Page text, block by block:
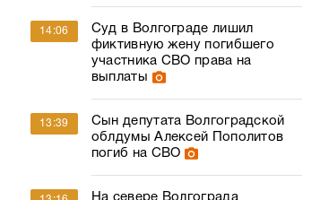
14:06
Суд в Волгограде лишил
фиктивную жену погибшего
участника СВО права на
выплаты
13:39
Сын депутата Волгоградской
облдумы Алексей Пополитов
погиб на СВО
На севере Волгограда